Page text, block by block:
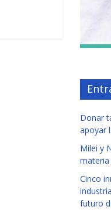
Donar
apoyar
Milei y
materia
Cinco
futuro